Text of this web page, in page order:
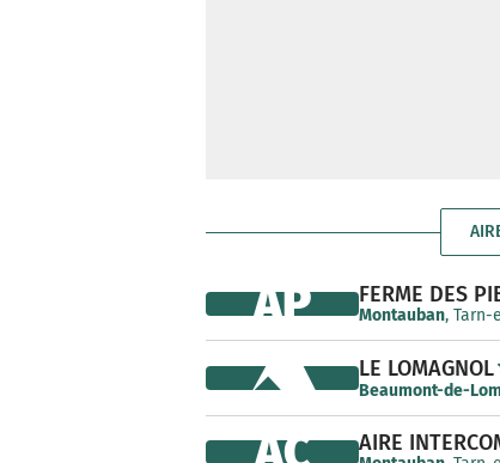
FERME DES
Montauban, Tarn-
AP
LE LOMAGNOL
Beaumont-de-
AIRE